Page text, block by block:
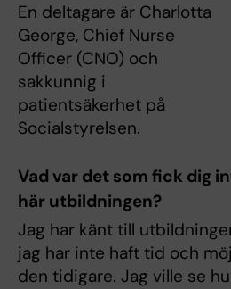
En deltagare är Charlotta
George, Chief Nurse
Officer (CNO) och
sakkunnig i
patientsäkerhet på
Socialstyrelsen.
Vad var det som fick dig
här utbildningen?
Jag har känt till
jag har inte haft tid och
den tidigare. Jag ville se